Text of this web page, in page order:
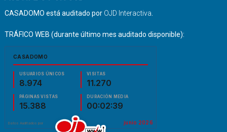
CASADOMO está auditado por OJD Interactiva
TRÁFICO WEB (durante último mes auditado disponible):